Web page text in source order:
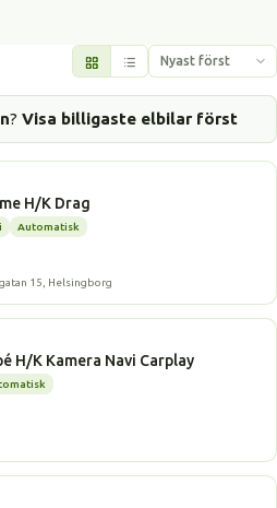
? Visa billigaste elbilar först
H/K Drag
Automatisk
15, Helsingborg
H/K Kamera Navi Carplay